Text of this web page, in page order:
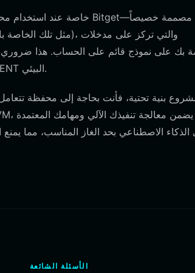
يعمل عنوان محفظتك كـ "حساب" يحتفظ برصيدك وحالة تفاعلك مع نظام LUMIAGENT البيئي.
الاصطناعي بحد الغاز المناسب، مما
الأسئلة الشائعة